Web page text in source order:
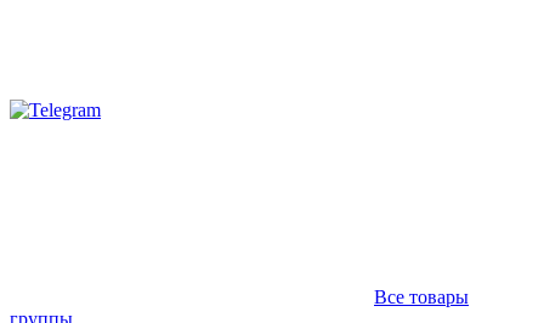
Все товары
группы